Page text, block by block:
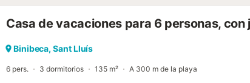
que los huéspedes disfruten de agradables baños y tomen el
entorno ideal para que los huéspedes se relajen, lean un libro
huéspedes disfrutar de actividades junto al mar, paseos
Casa de vacaciones para 6 personas, con
Binibeca, Sant Lluís
6 pers. 3 dormitorios 135 m² A 300 m de la playa